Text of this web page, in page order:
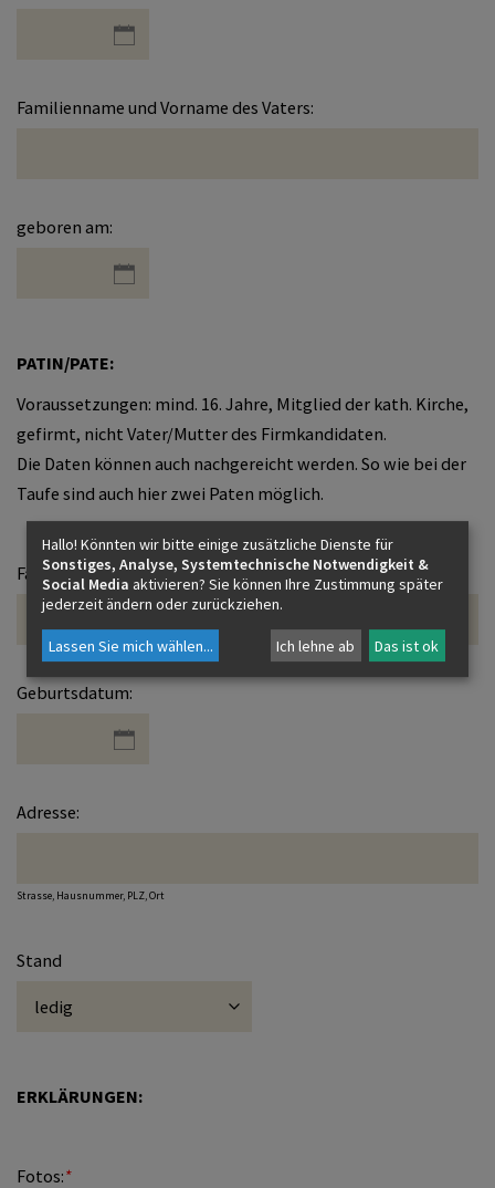
Familienname und Vorname des Vaters:
geboren am:
PATIN/PATE:
Voraussetzungen: mind. 16. Jahre, Mitglied der kath. Kirche,
gefirmt, nicht Vater/Mutter des Firmkandidaten.
Die Daten können auch nachgereicht werden. So wie bei der
Taufe sind auch hier zwei Paten möglich.
Familienname und Vorname:
Geburtsdatum:
Adresse:
Strasse, Hausnummer, PLZ, Ort
Stand
ERKLÄRUNGEN:
Fotos:*
Hallo! Könnten wir bitte einige zusätzliche Dienste für
Sonstiges, Analyse, Systemtechnische Notwendigkeit &
Social Media aktivieren? Sie können Ihre Zustimmung später
jederzeit ändern oder zurückziehen.
Lassen Sie mich wählen... Ich lehne ab Das ist ok